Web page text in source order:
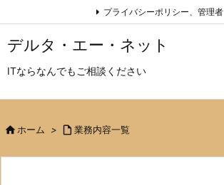
デルタ・エー・ネット
ITならなんでもご相談ください
プライバシーポリシー、管理者
 ホーム >  業務内容一覧